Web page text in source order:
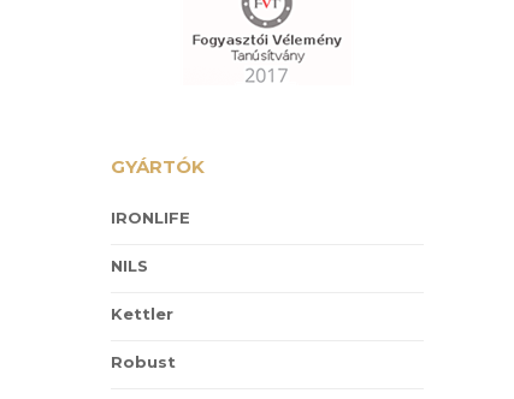
GYÁRTÓK
IRONLIFE
NILS
Kettler
Robust